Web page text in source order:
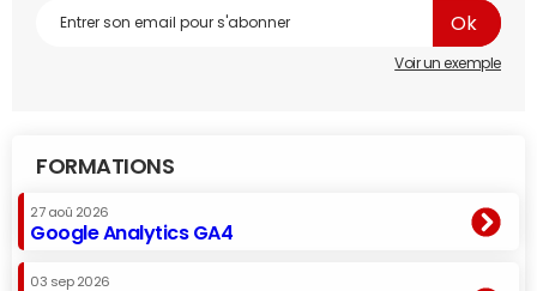
Voir un exemple
FORMATIONS
27 aoû 2026
Google Analytics GA4
03 sep 2026